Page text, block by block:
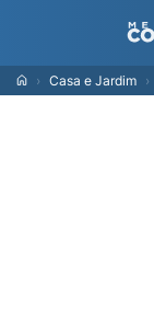
Casa e Jardim